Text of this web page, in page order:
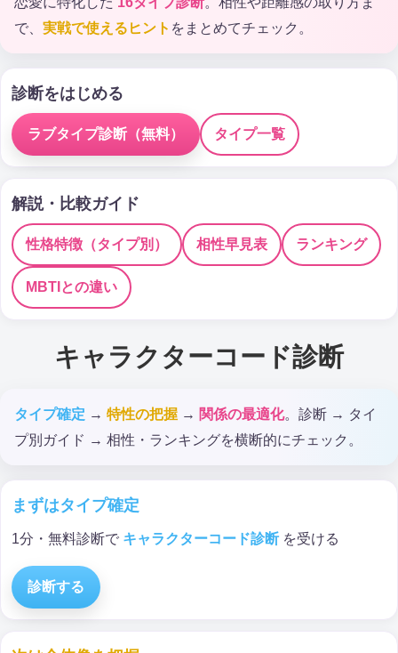
で、 実戦で使えるヒント をまとめてチェック。
診断をはじめる
ラブタイプ診断（無料） タイプ一覧
解説・比較ガイド
性格特徴（タイプ別） 相性早見表 ランキング
MBTIとの違い
キャラクターコード診断
タイプ確定 → 特性の把握 → 関係の最適化。診断 → タイ
プ別ガイド → 相性・ランキングを横断的にチェック。
まずはタイプ確定
1分・無料診断で キャラクターコード診断 を受ける
診断する